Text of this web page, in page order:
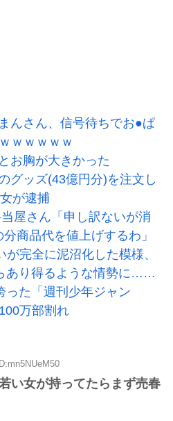
んさん、信号待ちでお●ぱ
ｗｗｗｗｗ
お胸が大きかった
グッズ(43億円分)を注文し
が逮捕
当屋さん「申し訳ないが消
商品代を値上げするわ」
が完全に泥沼化した模様、
あり得るような情勢に……
った「週刊少年ジャン
万部割れ
い女が持ってたらまず売春